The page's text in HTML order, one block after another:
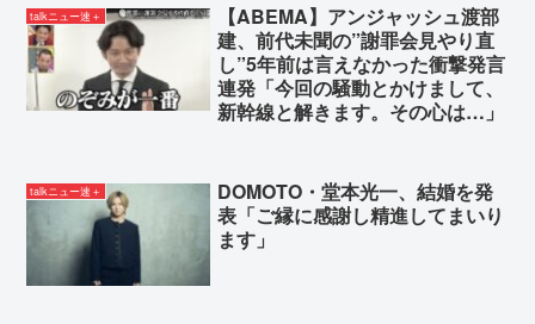
talkニュー速＋
【ABEMA】アンジャッシュ渡部
建、前代未聞の”謝罪会見やり直
し”5年前は言えなかった衝撃発言
連発「今回の騒動とかけまして、
新幹線と解きます。その心は…」
talkニュー速＋
DOMOTO・堂本光一、結婚を発
表「ご縁に感謝し精進してまいり
ます」